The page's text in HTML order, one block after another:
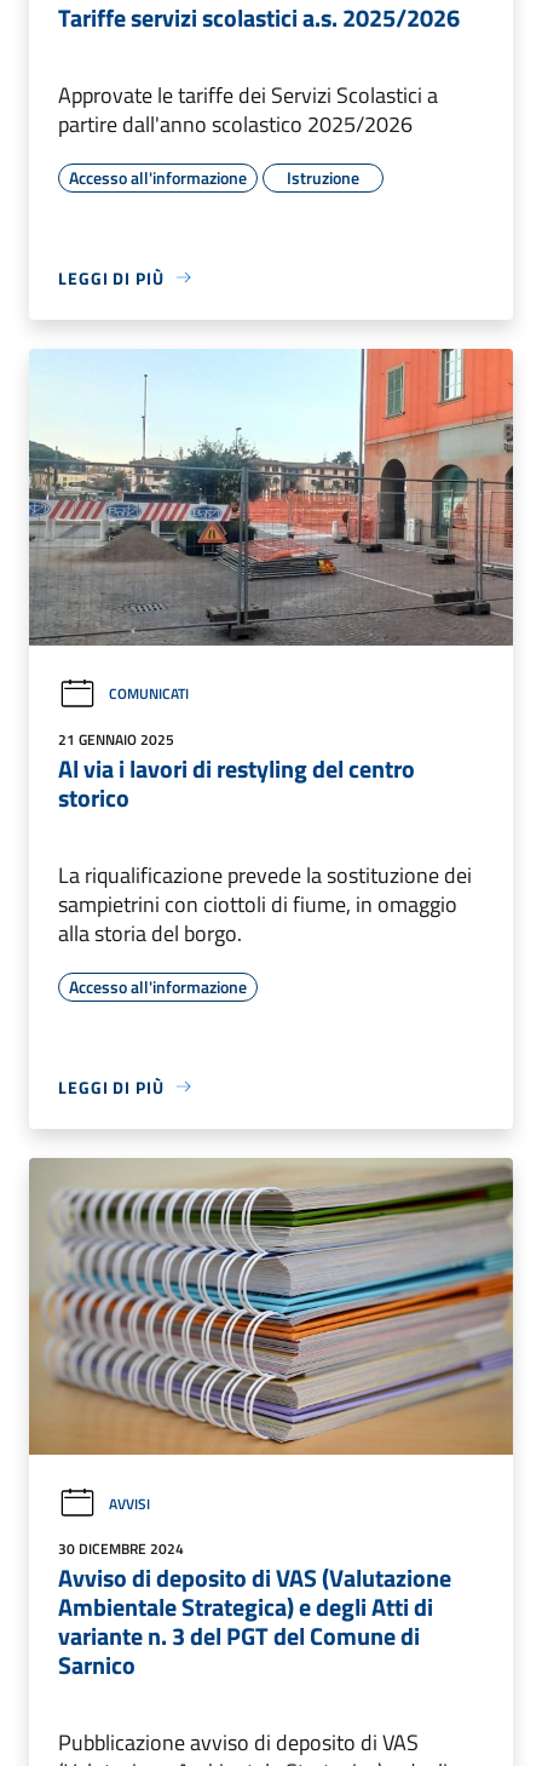
Tariffe servizi scolastici a.s. 2025/2026
Approvate le tariffe dei Servizi Scolastici a
partire dall'anno scolastico 2025/2026
Accesso all'informazione Istruzione
LEGGI DI PIÙ
COMUNICATI
21 GENNAIO 2025
Al via i lavori di restyling del centro
storico
La riqualificazione prevede la sostituzione dei
sampietrini con ciottoli di fiume, in omaggio
alla storia del borgo.
Accesso all'informazione
LEGGI DI PIÙ
AVVISI
30 DICEMBRE 2024
Avviso di deposito di VAS (Valutazione
Ambientale Strategica) e degli Atti di
variante n. 3 del PGT del Comune di
Sarnico
Pubblicazione avviso di deposito di VAS